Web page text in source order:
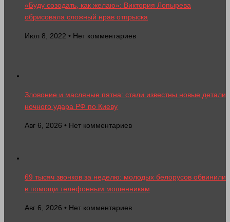
«Буду созодать, как желаю»: Виктория Лопырева
обрисовала сложный нрав отпрыска
Июл 8, 2022 • Нет комментариев
Зловоние и масляные пятна: стали известны новые детали
ночного удара РФ по Киеву
Авг 6, 2026 • Нет комментариев
69 тысяч звонков за неделю: молодых белорусов обвинили
в помощи телефонным мошенникам
Авг 6, 2026 • Нет комментариев